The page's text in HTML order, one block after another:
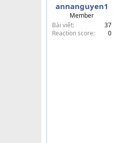
annanguyen1
Member
Bài viết
37
Reaction score
0